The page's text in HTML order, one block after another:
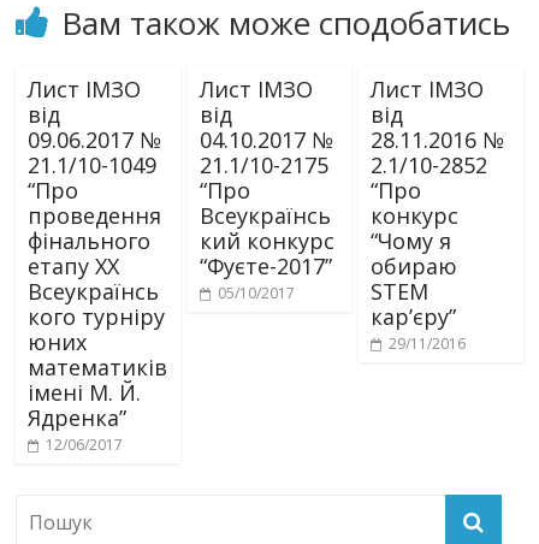
Вам також може сподобатись
Лист ІМЗО
від
09.06.2017 №
21.1/10-1049
“Про
проведення
фінального
етапу XХ
Всеукраїнсь
кого турніру
юних
математиків
імені М. Й.
Ядренка”
12/06/2017
Лист ІМЗО
від
04.10.2017 №
21.1/10-2175
“Про
Всеукраїнсь
кий конкурс
“Фуєте-2017”
05/10/2017
Лист ІМЗО
від
28.11.2016 №
2.1/10-2852
“Про
конкурс
“Чому я
обираю
STEM
кар’єру”
29/11/2016